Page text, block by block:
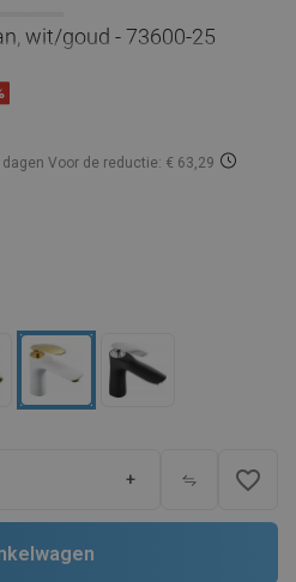
wit/goud - 73600-25
Voor de reductie: € 63,29
+ favorite_border